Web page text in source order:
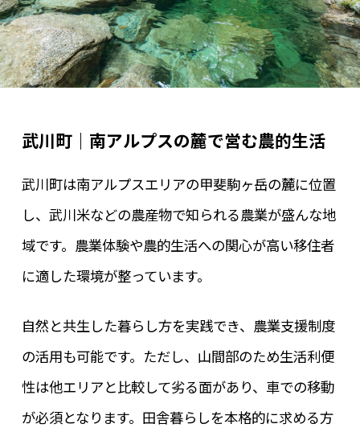
武川町｜南アルプスの麓で営む農的生活
武川町は南アルプスエリアの甲斐駒ヶ岳の麓に位置
し、武川米などの農産物で知られる農業が盛んな地
域です。農業体験や農的生活への関心が高い移住者
に適した環境が整っています。
自然と共生した暮らし方を実践でき、農業支援制度
の活用も可能です。ただし、山間部のため生活利便
性は他エリアと比較して劣る面があり、車での移動
が必須となります。田舎暮らしを本格的に求める方